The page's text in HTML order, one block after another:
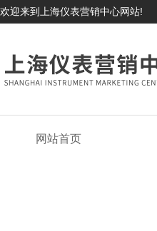
欢迎来到上海仪表营销中心网站!
网站首页